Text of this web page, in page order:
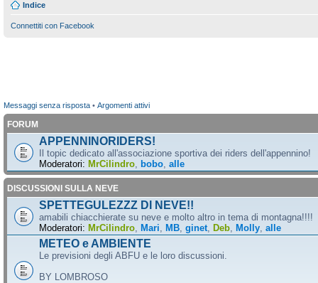
Indice
Connettiti con Facebook
Messaggi senza risposta • Argomenti attivi
FORUM
APPENNINORIDERS!
Il topic dedicato all'associazione sportiva dei riders dell'appennino!
Moderatori: MrCilindro bobo alle
DISCUSSIONI SULLA NEVE
SPETTEGULEZZZ DI NEVE!!
amabili chiacchierate su neve e molto altro in tema di montagna!!!!
Moderatori: MrCilindro Mari MB ginet Deb Molly alle
METEO e AMBIENTE
Le previsioni degli ABFU e le loro discussioni.
BY LOMBROSO